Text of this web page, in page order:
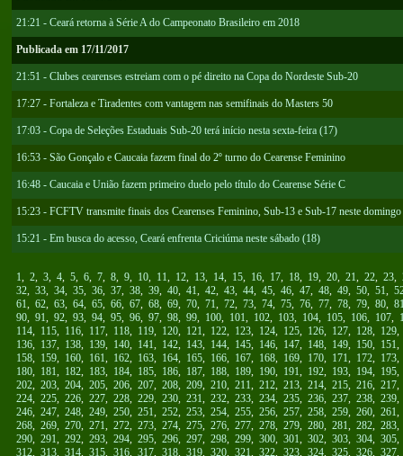
21:21 - Ceará retorna à Série A do Campeonato Brasileiro em 2018
Publicada em 17/11/2017
21:51 - Clubes cearenses estreiam com o pé direito na Copa do Nordeste Sub-20
17:27 - Fortaleza e Tiradentes com vantagem nas semifinais do Masters 50
17:03 - Copa de Seleções Estaduais Sub-20 terá início nesta sexta-feira (17)
16:53 - São Gonçalo e Caucaia fazem final do 2º turno do Cearense Feminino
16:48 - Caucaia e União fazem primeiro duelo pelo título do Cearense Série C
15:23 - FCFTV transmite finais dos Cearenses Feminino, Sub-13 e Sub-17 neste
15:21 - Em busca do acesso, Ceará enfrenta Criciúma neste sábado (18)
1, 2, 3, 4, 5, 6, 7, 8, 9, 10, 11, 12, 13, 14, 15, 16, 17, 18, 19, 20, 21, 22, 23,
32, 33, 34, 35, 36, 37, 38, 39, 40, 41, 42, 43, 44, 45, 46, 47, 48, 49, 50, 51,
61, 62, 63, 64, 65, 66, 67, 68, 69, 70, 71, 72, 73, 74, 75, 76, 77, 78, 79, 80,
90, 91, 92, 93, 94, 95, 96, 97, 98, 99, 100, 101, 102, 103, 104, 105, 106, 107,
114, 115, 116, 117, 118, 119, 120, 121, 122, 123, 124, 125, 126, 127, 128, 129
136, 137, 138, 139, 140, 141, 142, 143, 144, 145, 146, 147, 148, 149, 150, 151
158, 159, 160, 161, 162, 163, 164, 165, 166, 167, 168, 169, 170, 171, 172, 173
180, 181, 182, 183, 184, 185, 186, 187, 188, 189, 190, 191, 192, 193, 194, 195
202, 203, 204, 205, 206, 207, 208, 209, 210, 211, 212, 213, 214, 215, 216, 217
224, 225, 226, 227, 228, 229, 230, 231, 232, 233, 234, 235, 236, 237, 238, 239
246, 247, 248, 249, 250, 251, 252, 253, 254, 255, 256, 257, 258, 259, 260, 261
268, 269, 270, 271, 272, 273, 274, 275, 276, 277, 278, 279, 280, 281, 282, 283
290, 291, 292, 293, 294, 295, 296, 297, 298, 299, 300, 301, 302, 303, 304, 305
312, 313, 314, 315, 316, 317, 318, 319, 320, 321, 322, 323, 324, 325, 326, 327